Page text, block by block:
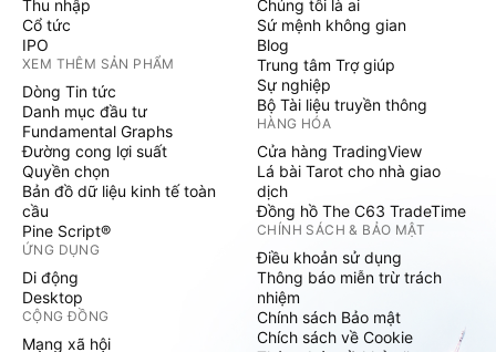
Thu nhập
Cổ tức
IPO
XEM THÊM SẢN PHẨM
Dòng Tin tức
Danh mục đầu tư
Fundamental Graphs
Đường cong lợi suất
Quyền chọn
Bản đồ dữ liệu kinh tế toàn
cầu
Pine Script®
ỨNG DỤNG
Di động
Desktop
CỘNG ĐỒNG
Mạng xã hội
Chúng tôi là ai
Sứ mệnh không gian
Blog
Trung tâm Trợ giúp
Sự nghiệp
Bộ Tài liệu truyền thông
HÀNG HÓA
Cửa hàng TradingView
Lá bài Tarot cho nhà giao
dịch
Đồng hồ The C63 TradeTime
CHÍNH SÁCH & BẢO MẬT
Điều khoản sử dụng
Thông báo miễn trừ trách
nhiệm
Chính sách Bảo mật
Chích sách về Cookie